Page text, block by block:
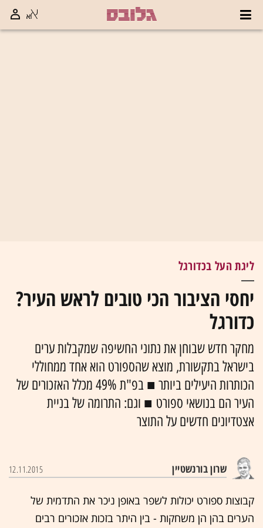
ליגת העל בכדורגל
יחסי הציבור הכי טובים לראש העיר?
כדורגל
מחקר חדש שבוחן את נתוני החשיפה שמקבלות ערים
בישראל בתקשורת, מוצא שהספורט הוא אחד ממחוללי
הכותרות היעילים ביותר ■ בפ"ת 49% מכלל האזכורים של
העיר הם בנושאי ספורט ■ וגם: התרומה של בניית
אצטדיונים חדשים על התוצר
שרון בורנשטיין 12.11.2015
קבוצות ספורט יכולות לשפר באופן ניכר את התדמית של
הערים בהן הן משחקות - בין היתר בזכות אזכורים רבים